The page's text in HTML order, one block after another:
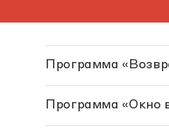
Программа
Программа «Окно